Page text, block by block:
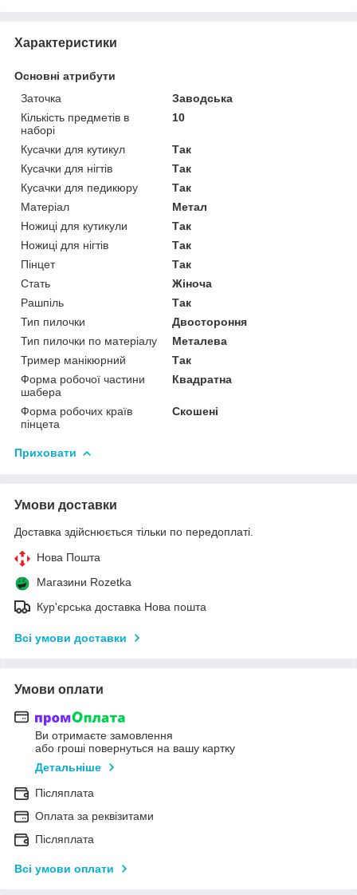
Характеристики
Основні атрибути
Заточка
Заводська
Кількість предметів в
наборі
10
Кусачки для кутикул
Так
Кусачки для нігтів
Так
Кусачки для педикюру
Так
Матеріал
Метал
Ножиці для кутикули
Так
Ножиці для нігтів
Так
Пінцет
Так
Стать
Жіноча
Рашпіль
Так
Тип пилочки
Двостороння
Тип пилочки по матеріалу
Металева
Тример манікюрний
Так
Форма робочої частини
шабера
Квадратна
Форма робочих країв
пінцета
Скошені
Приховати
Умови доставки
Доставка здійснюється тільки по передоплаті.
Нова Пошта
Магазини Rozetka
Кур'єрська доставка Нова пошта
Всі умови доставки
Умови оплати
Ви отримаєте замовлення
або гроші повернуться на вашу картку
Детальніше
Післяплата
Оплата за реквізитами
Післяплата
Всі умови оплати